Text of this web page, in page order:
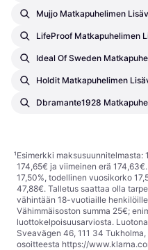
Mujjo Matkapuhelimen
LifeProof Matkapuhelimen
Ideal Of Sweden
Holdit Matkapuhelimen
Dbramante1928
¹Esimerkki maksusuunnitelmasta:
174,65€ ja viimeinen erä
17,50%, todellinen vuosikorko
47,88€. Talletus saattaa olla
vähintään 18-vuotiaille
Vähimmäisoston summa 25€;
luottokelpoisuusarviosta.
Sveavägen 46, 111 34
osoitteesta https://